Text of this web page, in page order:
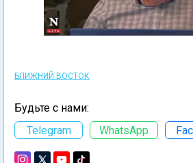
БЛИЖНИЙ ВОСТОК
Будьте с нами:
Telegram
WhatsApp